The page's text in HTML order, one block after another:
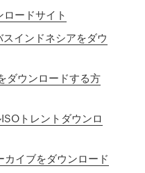
ードサイト
インドネシアをダウ
ダウンロードする方
トレントダウンロ
イブをダウンロード